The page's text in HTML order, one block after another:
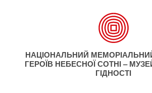
НАЦІОНАЛЬНИЙ
ГЕРОЇВ НЕБЕСНОЇ СОТНІ –
ГІДНОСТІ